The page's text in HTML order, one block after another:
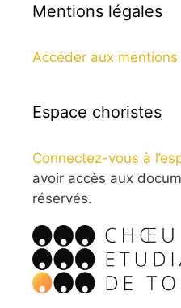
Mentions légales
Accéder aux
Espace choristes
Connectez-vous à
avoir accès aux
réservés.